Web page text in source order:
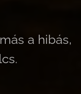
a hibás,